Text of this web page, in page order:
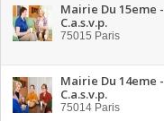
Mairie Du 15eme -
C.a.s.v.p.
75015 Paris
Mairie Du 14eme -
C.a.s.v.p.
75014 Paris